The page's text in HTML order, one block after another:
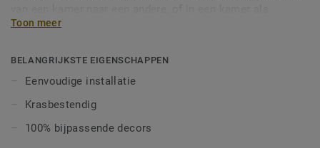
verschillende vloeren worden gebruikt. Onze
hout. Ze hebben een formaat van 10x44x2400 mm. Zeer
eenvoudig te installeren, ze zijn ook krasbestendig en
Toon meer
BELANGRIJKSTE EIGENSCHAPPEN
Eenvoudige installatie
Krasbestendig
100% bijpassende decors